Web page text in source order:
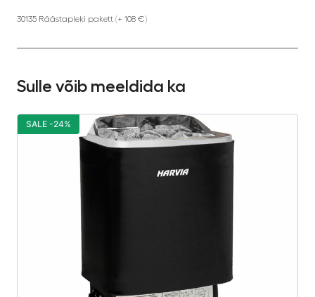
30135 Räästapleki pakett (+ 108 €)
Sulle võib meeldida ka
SALE -24%